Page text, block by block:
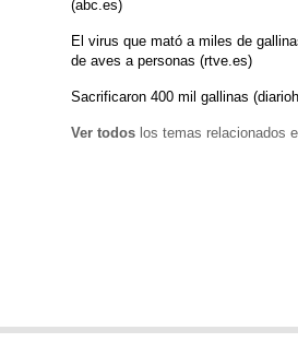
(abc.es)
El virus que mató a miles de
de aves a personas (rtve.es)
Sacrificaron 400 mil gallinas
Ver todos los temas relacionados